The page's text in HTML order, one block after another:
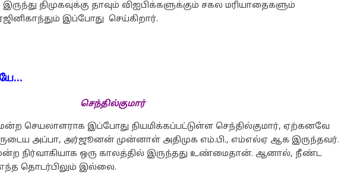
திமுகவுக்கு தாவும் விஐபிக்களுக்கும் சகல மரியாதைகளும்
இப்போது செய்கிறார்.
செந்தில்குமார்
செயலாளராக இப்போது நியமிக்கப்பட்டுள்ள செந்தில்குமார், ஏற்கனவே
அப்பா, அர்ஜூனன் முன்னாள் அதிமுக எம்.பி., எம்எல்ஏ ஆக இருந்தவர்.
மன்ற நிர்வாகியாக ஒரு காலத்தில் இருந்தது உண்மைதான். ஆனால், நீண்ட
தொடர்பிலும் இல்லை.